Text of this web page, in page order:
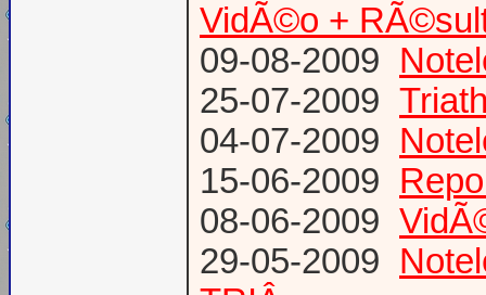
VidÃ©o +
09-08-2009
25-07-2009
04-07-2009
15-06-2009
08-06-2009
29-05-2009